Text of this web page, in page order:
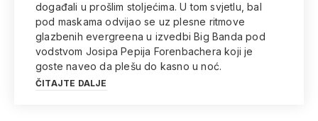
događali u prošlim stoljećima. U tom svjetlu, bal
pod maskama odvijao se uz plesne ritmove
glazbenih evergreena u izvedbi Big Banda pod
vodstvom Josipa Pepija Forenbachera koji je
goste naveo da plešu do kasno u noć.
ČITAJTE DALJE